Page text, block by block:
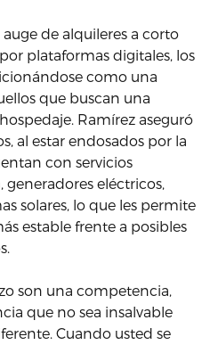
de alquileres a corto
plataformas digitales, los
como una
que buscan una
Ramírez aseguró
al estar endosados por la
con servicios
eléctricos,
solares, lo que les permite
estable frente a posibles
son una competencia,
que no sea insalvable
Cuando usted se